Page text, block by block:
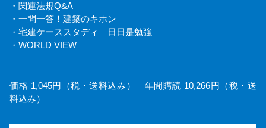
・関連法規Q&A
・一問一答！建築のキホン
・宅建ケーススタディ 日日是勉強
・WORLD VIEW
価格 1,045円（税・送料込み） 年間購読 10,266円（税・送
料込み）